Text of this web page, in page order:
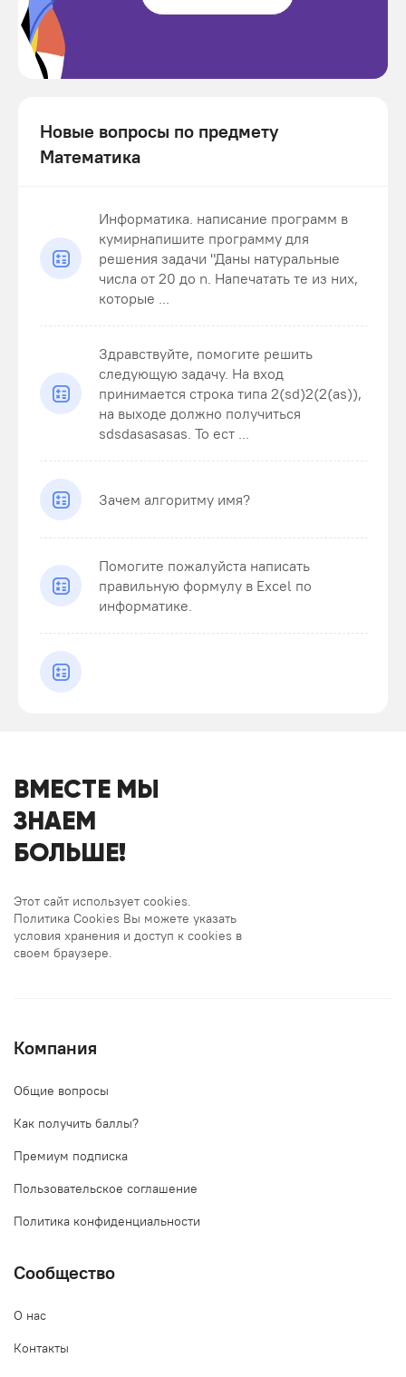
Новые вопросы по предмету
Математика
Информатика. написание программ в
кумирнапишите программу для
решения задачи "Даны натуральные
числа от 20 до n. Напечатать те из них,
которые ...
Здравствуйте, помогите решить
следующую задачу. На вход
принимается строка типа 2(sd)2(2(as)),
на выходе должно получиться
sdsdasasasas. То ест ...
Зачем алгоритму имя?
Помогите пожалуйста написать
правильную формулу в Excel по
информатике.
ВМЕСТЕ МЫ
ЗНАЕМ
БОЛЬШЕ!
Этот сайт использует cookies.
Политика Cookies Вы можете указать
условия хранения и доступ к cookies в
своем браузере.
Компания
Общие вопросы
Как получить баллы?
Премиум подписка
Пользовательское соглашение
Политика конфиденциальности
Сообщество
О нас
Контакты